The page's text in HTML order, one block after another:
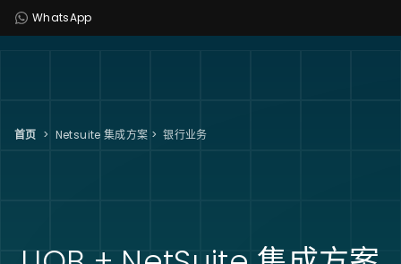
WhatsApp
首页 > Netsuite 集成方案 > 银行业务